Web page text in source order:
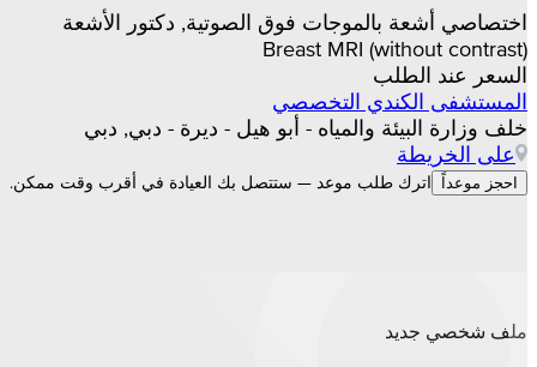
اختصاصي أشعة بالموجات فوق الصوتية, دكتور الأشعة
Breast MRI (without contrast)
السعر عند الطلب
المستشفى الكندي التخصصي
خلف وزارة البيئة والمياه - أبو هيل - ديرة - دبي, دبي
على الخريطة
احجز موعداً اترك طلب موعد — ستتصل بك العيادة في أقرب وقت ممكن.
ملف شخصي جديد